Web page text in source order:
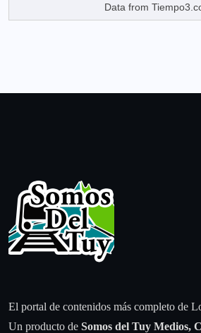
Data from
El portal de contenidos más completo de
Un producto de Somos del Tuy Medios,